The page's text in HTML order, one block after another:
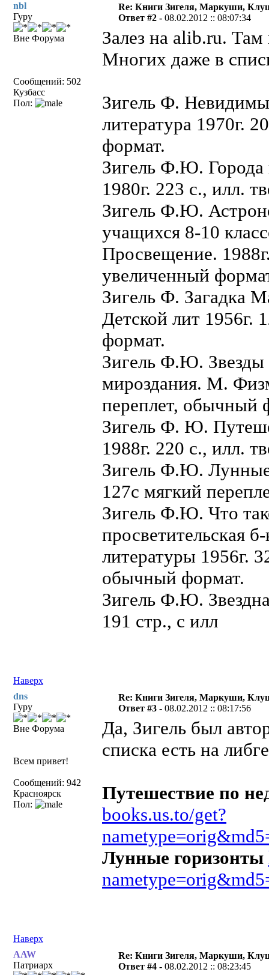
nbl
Гуру
Вне Форума
Сообщений: 502
Кузбасс
Пол:
Re: Книги Зигеля, Маркуши,
Ответ #2 -08.02.2012 :: 08:07:34
Залез на alib.ru. Там
Многих даже в
Зигель Ф.
литература 1970г.
формат.
Зигель Ф.Ю. Города
1980г. 223 с., илл.
Зигель Ф.Ю.
учащихся 8-10
Просвещение.
увеличенный
Зигель Ф. Загадка
Детской лит 1956г.
формат.
Зигель Ф.Ю. Звезды
мироздания. М.
переплет, обычный
Зигель Ф. Ю.
1988г. 220 с., илл.
Зигель Ф.Ю.
127с мягкий
Зигель Ф.Ю. Что
просветительская
литературы 1956г.
обычный формат.
Зигель Ф.Ю.
191 стр., с илл
Наверх
dns
Гуру
Вне Форума
Всем привет!
Сообщений: 942
Красноярск
Пол:
Re: Книги Зигеля, Маркуши,
Ответ #3 -08.02.2012 :: 08:17:56
Да, Зигель был
списка есть на
Путешествие по
books.us.to/get?
Лунные горизонты
Наверх
AAW
Патриарх
Re: Книги Зигеля, Маркуши,
Ответ #4 -08.02.2012 :: 08:23:45